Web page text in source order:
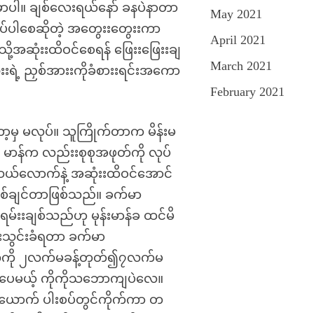
။ ချစ်လေးရယ်နော် ခနပဲနာတာ
ါစေဆိုတဲ့ အတွေးးတွေးးကာ
းထိဝင်စေရန် ဖြေးးဖြေးးချ
ညှစ်အားးကိုခံစားးရင်းအကော
မှ မလုပ်။ သူကြိုက်တာက မိန်းမ
မာန်က လည်းးစုစုအဖုတ်ကို လုပ်
ဆယ်လောက်နဲ့ အဆုံးးထိဝင်အောင်
စ်ချင်တာဖြစ်သည်။ ခက်မာ
းချစ်သည်ဟု မုန်းမာန်ခ ထင်မိ
င်းခံရတာ ခက်မာ
ါက်ကို ၂လက်မခန့်တုတ်၍၇လက်မ
ပေမယ့် ကိုကိုသဘောကျပဲလေ။
စ်ယောက် ပါးစပ်တွင်ကိုက်ကာ တ
May 2021
April 2021
March 2021
February 2021